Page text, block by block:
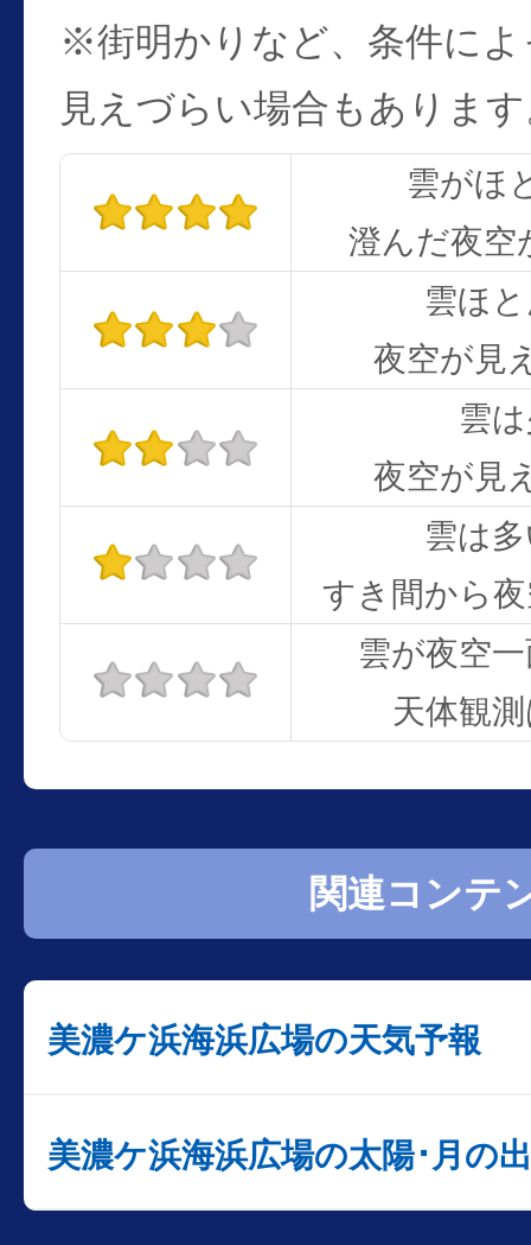
※街明かりなど、条件に
見えづらい場合もありま
雲がほ
澄んだ夜空
雲ほ
夜空が見
雲
夜空が見
雲は
すき間から
雲が夜空
天体観
関連コンテ
美濃ケ浜海浜広場の天気予報
美濃ケ浜海浜広場の太陽･月の